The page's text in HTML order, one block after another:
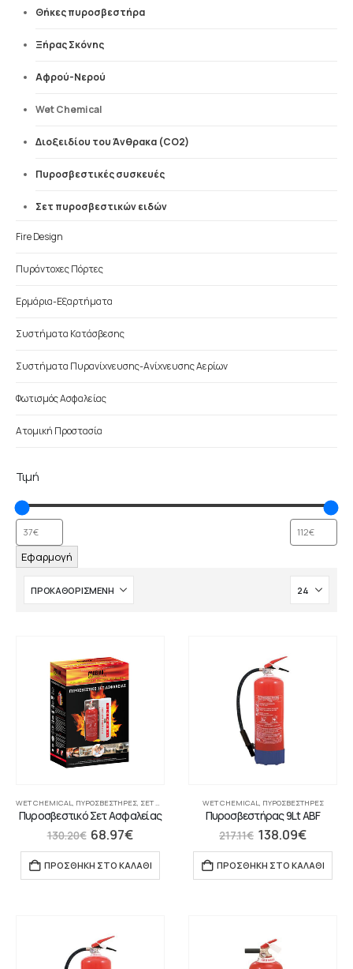
Θήκες πυροσβεστήρα
Ξήρας Σκόνης
Αφρού-Νερού
Wet Chemical
Διοξειδίου του Άνθρακα (CO2)
Πυροσβεστικές συσκευές
Σετ πυροσβεστικών ειδών
Fire Design
Πυράντοχες Πόρτες
Ερμάρια-Εξαρτήματα
Συστήματα Κατάσβεσης
Συστήματα Πυρανίχνευσης-Ανίχνευσης Αερίων
Φωτισμός Ασφαλείας
Ατομική Προστασία
Τιμή
Εφαρμογή
WET CHEMICAL, ΠΥΡΟΣΒΕΣΤΉΡΕΣ, ΣΕΤ ΠΥΡΟΣΒΕΣΤΙΚΏΝ ΕΙΔΏΝ
Πυροσβεστικό Σετ Ασφαλείας
130.20€ 68.97€
ΠΡΟΣΘΉΚΗ ΣΤΟ ΚΑΛΆΘΙ
WET CHEMICAL, ΠΥΡΟΣΒΕΣΤΉΡΕΣ
Πυροσβεστήρας 9Lt ABF
217.11€ 138.09€
ΠΡΟΣΘΉΚΗ ΣΤΟ ΚΑΛΆΘΙ